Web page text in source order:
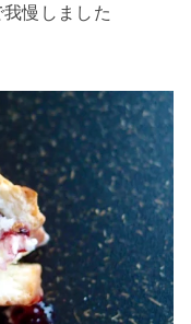
慢しました